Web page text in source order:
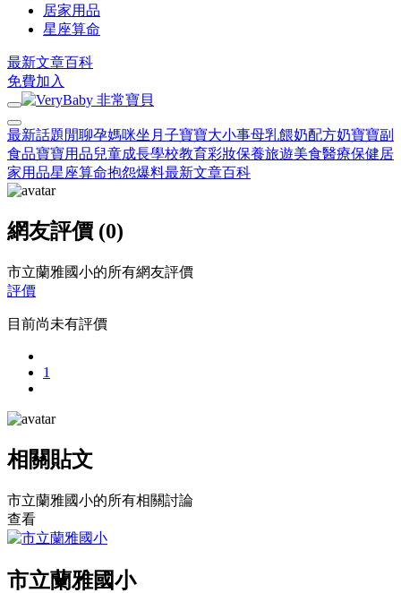
居家用品
星座算命
最新文章百科
免費加入
最新話題 閒聊孕媽咪坐月子寶寶大小事母乳餵奶配方奶寶寶副
食品寶寶用品兒童成長學校教育彩妝保養旅遊美食醫療保健居
家用品星座算命抱怨爆料最新文章百科
網友評價 (0)
市立蘭雅國小的所有網友評價
評價
目前尚未有評價
1
相關貼文
市立蘭雅國小的所有相關討論
查看
市立蘭雅國小